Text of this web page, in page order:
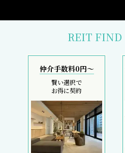
REIT FIND
仲介手数料0円～
賢い選択で
お得に契約